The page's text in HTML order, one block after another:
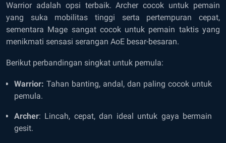
Warrior adalah opsi terbaik. Archer cocok untuk pemain
yang suka mobilitas tinggi serta pertempuran cepat,
sementara Mage sangat cocok untuk pemain taktis yang
menikmati sensasi serangan AoE besar-besaran.
Berikut perbandingan singkat untuk pemula:
Warrior: Tahan banting, andal, dan paling cocok untuk
pemula.
Archer: Lincah, cepat, dan ideal untuk gaya bermain
gesit.